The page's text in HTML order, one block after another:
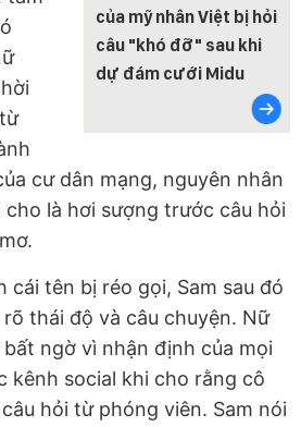
của mỹ nhân Việt bị hỏi
câu "khó đỡ" sau khi
dự đám cưới Midu
cư dân mạng, nguyên nhân
cho là hơi sượng trước câu hỏi
tên bị réo gọi, Sam sau đó
thái độ và câu chuyện. Nữ
ngờ vì nhận định của mọi
kênh social khi cho rằng cô
hỏi từ phóng viên. Sam nói